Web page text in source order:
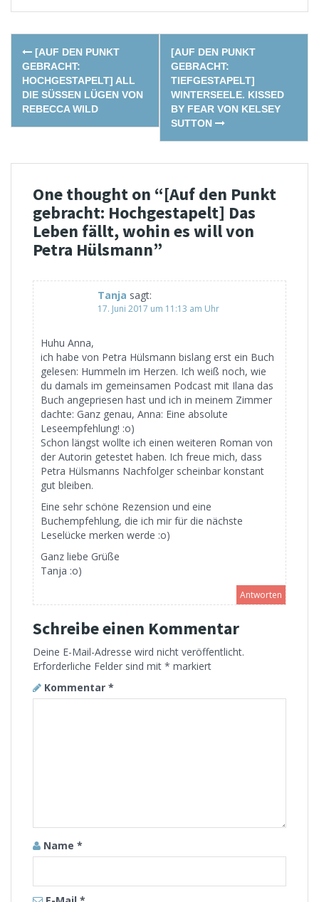
Post
navigation
[AUF DEN PUNKT
GEBRACHT:
HOCHGESTAPELT] ALL
DIE SÜSSEN LÜGEN VON R
EBECCA WILD
[AUF DEN PUNKT
GEBRACHT:
TIEFGESTAPELT]
WINTERSEELE. KISSED
BY FEAR VON KELSEY
SUTTON
One thought on “[Auf den Punkt
gebracht: Hochgestapelt] Das
Leben fällt, wohin es will von
Petra Hülsmann”
Tanja sagt:
17. Juni 2017 um 11:13 am Uhr
Huhu Anna,
ich habe von Petra Hülsmann bislang erst ein Buch
gelesen: Hummeln im Herzen. Ich weiß noch, wie
du damals im gemeinsamen Podcast mit Ilana das
Buch angepriesen hast und ich in meinem Zimmer
dachte: Ganz genau, Anna: Eine absolute
Leseempfehlung! :o)
Schon längst wollte ich einen weiteren Roman von
der Autorin getestet haben. Ich freue mich, dass
Petra Hülsmanns Nachfolger scheinbar konstant
gut bleiben.
Eine sehr schöne Rezension und eine
Buchempfehlung, die ich mir für die nächste
Leselücke merken werde :o)
Ganz liebe Grüße
Tanja :o)
Antworten
Schreibe einen Kommentar
Deine E-Mail-Adresse wird nicht veröffentlicht.
Erforderliche Felder sind mit * markiert
Kommentar *
Name *